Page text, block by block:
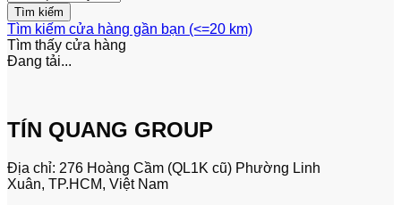
Tìm kiếm cửa hàng gần bạn (<=20 km)
Tìm thấy cửa hàng
Đang tải...
TÍN QUANG GROUP
Địa chỉ: 276 Hoàng Cầm (QL1K cũ) Phường Linh
Xuân, TP.HCM, Việt Nam